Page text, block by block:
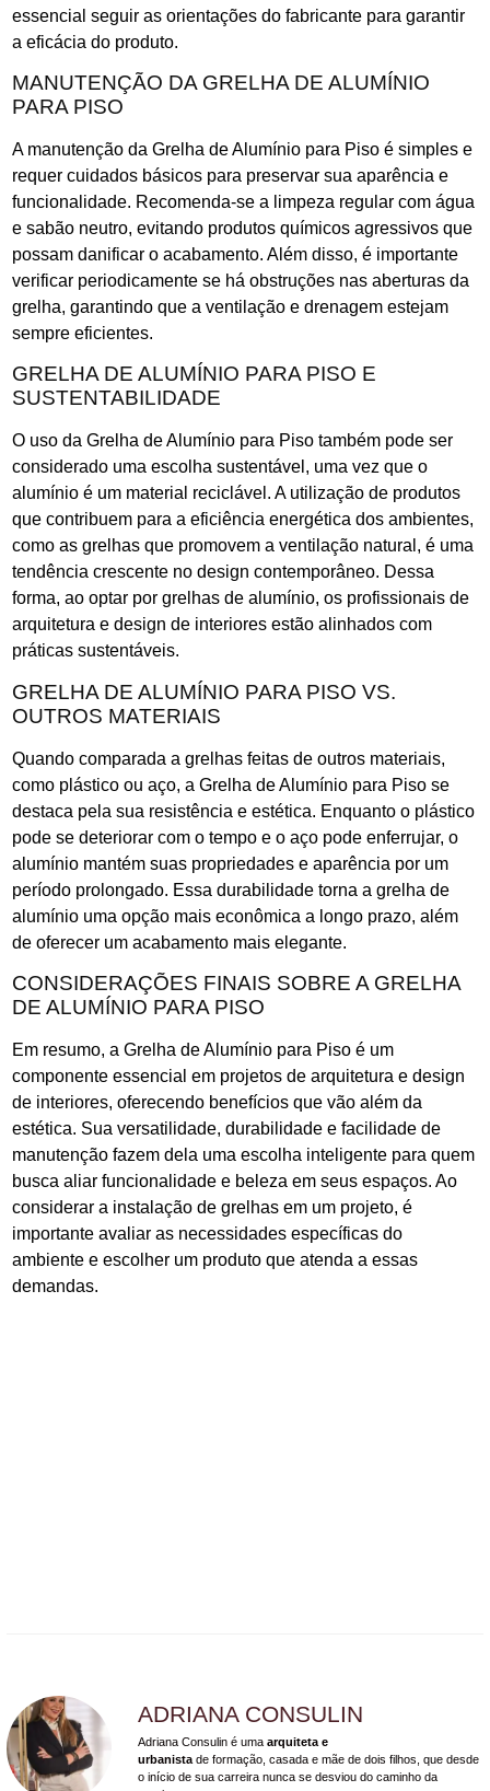
essencial seguir as orientações do fabricante para garantir
a eficácia do produto.
MANUTENÇÃO DA GRELHA DE ALUMÍNIO
PARA PISO
A manutenção da Grelha de Alumínio para Piso é simples e
requer cuidados básicos para preservar sua aparência e
funcionalidade. Recomenda-se a limpeza regular com água
e sabão neutro, evitando produtos químicos agressivos que
possam danificar o acabamento. Além disso, é importante
verificar periodicamente se há obstruções nas aberturas da
grelha, garantindo que a ventilação e drenagem estejam
sempre eficientes.
GRELHA DE ALUMÍNIO PARA PISO E
SUSTENTABILIDADE
O uso da Grelha de Alumínio para Piso também pode ser
considerado uma escolha sustentável, uma vez que o
alumínio é um material reciclável. A utilização de produtos
que contribuem para a eficiência energética dos ambientes,
como as grelhas que promovem a ventilação natural, é uma
tendência crescente no design contemporâneo. Dessa
forma, ao optar por grelhas de alumínio, os profissionais de
arquitetura e design de interiores estão alinhados com
práticas sustentáveis.
GRELHA DE ALUMÍNIO PARA PISO VS.
OUTROS MATERIAIS
Quando comparada a grelhas feitas de outros materiais,
como plástico ou aço, a Grelha de Alumínio para Piso se
destaca pela sua resistência e estética. Enquanto o plástico
pode se deteriorar com o tempo e o aço pode enferrujar, o
alumínio mantém suas propriedades e aparência por um
período prolongado. Essa durabilidade torna a grelha de
alumínio uma opção mais econômica a longo prazo, além
de oferecer um acabamento mais elegante.
CONSIDERAÇÕES FINAIS SOBRE A GRELHA
DE ALUMÍNIO PARA PISO
Em resumo, a Grelha de Alumínio para Piso é um
componente essencial em projetos de arquitetura e design
de interiores, oferecendo benefícios que vão além da
estética. Sua versatilidade, durabilidade e facilidade de
manutenção fazem dela uma escolha inteligente para quem
busca aliar funcionalidade e beleza em seus espaços. Ao
considerar a instalação de grelhas em um projeto, é
importante avaliar as necessidades específicas do
ambiente e escolher um produto que atenda a essas
demandas.
ADRIANA CONSULIN
Adriana Consulin é uma arquiteta e
urbanista de formação, casada e mãe de dois filhos, que desde
o início de sua carreira nunca se desviou do caminho da